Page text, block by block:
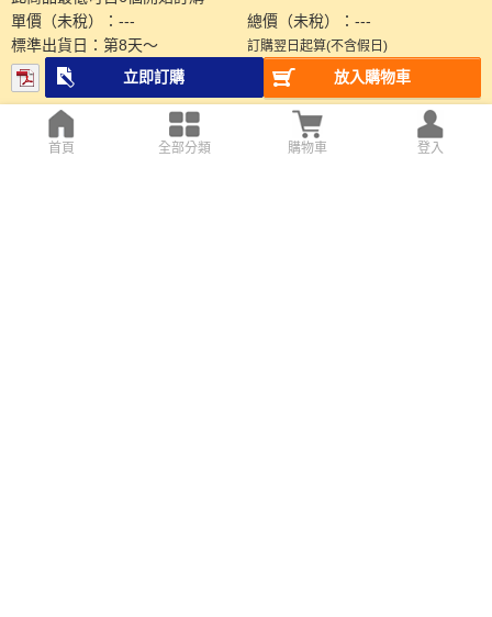
單價（未稅）： --- 總價（未稅）： ---
標準出貨日： 第8天～ 訂購翌日起算(不含假日)
立即訂購 放入購物車
首頁 全部分類 購物車 登入